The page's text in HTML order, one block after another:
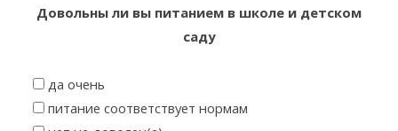
Довольны ли вы питанием в школе и детском
саду
да очень
питание соответствует нормам